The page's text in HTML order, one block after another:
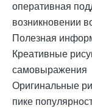
оперативная
возникновении
Полезная
Креативные
самовыражения
Оригинальные
пике